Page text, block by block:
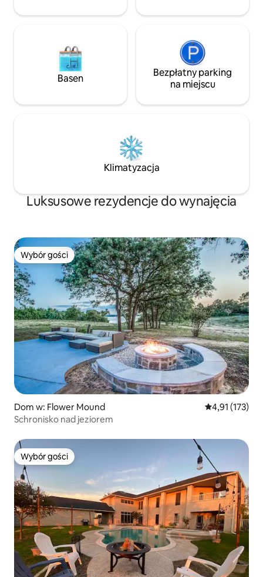
Basen
Bezpłatny parking
na miejscu
Klimatyzacja
Luksusowe rezydencje do wynajęcia
Wybór gości
Wybór gości
Dom w: Flower Mound Średnia
4,91 (173)
Schronisko nad jeziorem
Wybór gości
Wybór gości